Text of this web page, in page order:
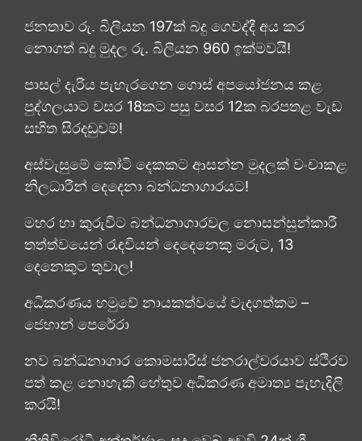
ජනතාව රු. බිලියන 197ක් බදු ගෙවද්දී අය කර
නොගත් බදු මුදල රු. බිලියන 960 ඉක්මවයි!
පාසල් දැරිය පැහැරගෙන ගොස් අපයෝජනය කළ
පුද්ගලයාට වසර 18කට පසු වසර 12ක බරපතළ වැඩ
සහිත සිරදඬුවම්!
අස්වැසුමේ කෝටි දෙකකට ආසන්න මුදලක් වංචාකළ
නිලධාරීන් දෙදෙනා බන්ධනාගාරයට!
මහර හා කුරුවිට බන්ධනාගාරවල නොසන්සුන්කාරී
තත්ත්වයෙන් රැඳවියන් දෙදෙනෙකු මරුට, 13
දෙනෙකුට තුවාල!
අධිකරණය හමුවේ නායකත්වයේ වැදගත්කම –
ජෙහාන් පෙරේරා
නව බන්ධනාගාර කොමසාරිස් ජනරාල්වරයාව ස්ථිරව
පත් කළ නොහැකි හේතුව අධිකරණ අමාත්‍ය පැහැදිලි
කරයි!